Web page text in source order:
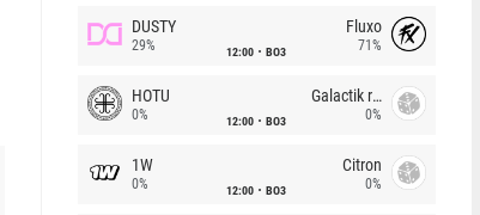
DUSTY
29% 12:00 BO3
Fluxo
71%
HOTU
0% 12:00 BO3
Galactik rebels
0%
1W
0% 12:00 BO3
Citron
0%